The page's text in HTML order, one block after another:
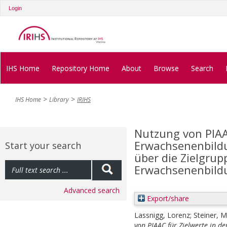
Login
IHS Home Repository Home About Browse Search
IHS Home Library IRIHS
Start your search
Advanced search
Nutzung von
über die
Export/share
Lassnigg, Lorenz; Steiner,